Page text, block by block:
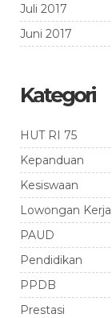
Juli 2017
Juni 2017
Kategori
HUT RI 75
Kepanduan
Kesiswaan
Lowongan Kerja
PAUD
Pendidikan
PPDB
Prestasi